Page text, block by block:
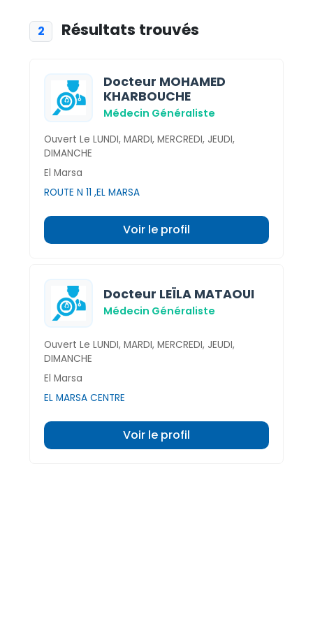
2 Résultats trouvés
Docteur MOHAMED
KHARBOUCHE
Médecin Généraliste
Ouvert Le LUNDI, MARDI, MERCREDI, JEUDI,
DIMANCHE
El Marsa
ROUTE N 11 ,EL MARSA
Voir le profil
Docteur LEÏLA MATAOUI
Médecin Généraliste
Ouvert Le LUNDI, MARDI, MERCREDI, JEUDI,
DIMANCHE
El Marsa
EL MARSA CENTRE
Voir le profil